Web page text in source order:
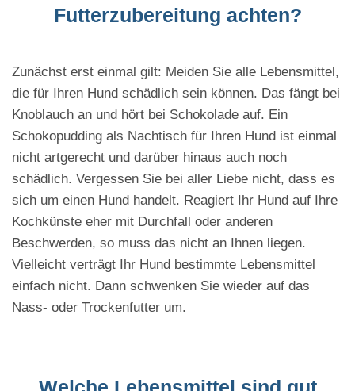
Futterzubereitung achten?
Zunächst erst einmal gilt: Meiden Sie alle Lebensmittel,
die für Ihren Hund schädlich sein können. Das fängt bei
Knoblauch an und hört bei Schokolade auf. Ein
Schokopudding als Nachtisch für Ihren Hund ist einmal
nicht artgerecht und darüber hinaus auch noch
schädlich. Vergessen Sie bei aller Liebe nicht, dass es
sich um einen Hund handelt. Reagiert Ihr Hund auf Ihre
Kochkünste eher mit Durchfall oder anderen
Beschwerden, so muss das nicht an Ihnen liegen.
Vielleicht verträgt Ihr Hund bestimmte Lebensmittel
einfach nicht. Dann schwenken Sie wieder auf das
Nass- oder Trockenfutter um.